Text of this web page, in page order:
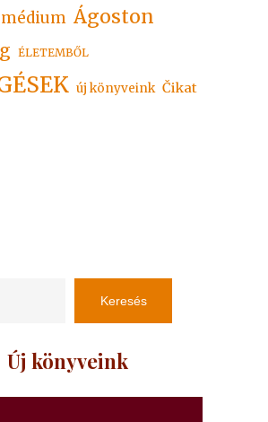
Ágoston
ÉLETEMBŐL
új könyveink Čikat
Keresés
Új könyveink